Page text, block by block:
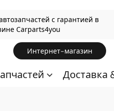
с гарантией в
Carparts4you
Интернет-магазин
Доставка